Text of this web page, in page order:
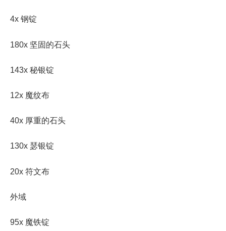
4x 钢锭
180x 坚固的石头
143x 秘银锭
12x 魔纹布
40x 厚重的石头
130x 瑟银锭
20x 符文布
外域
95x 魔铁锭